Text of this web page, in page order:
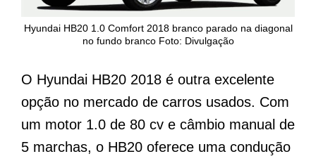
Hyundai HB20 1.0 Comfort 2018 branco parado na diagonal
no fundo branco Foto: Divulgação
O Hyundai HB20 2018 é outra excelente
opção no mercado de carros usados. Com
um motor 1.0 de 80 cv e câmbio manual de
5 marchas, o HB20 oferece uma condução